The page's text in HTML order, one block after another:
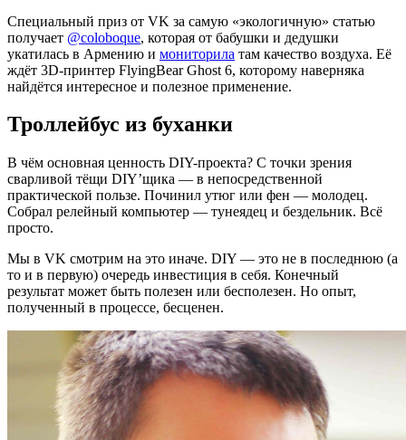
Специальный приз от VK за самую «экологичную» статью
получает @coloboque, которая от бабушки и дедушки
укатилась в Армению и мониторила там качество воздуха. Её
ждёт 3D-принтер FlyingBear Ghost 6, которому наверняка
найдётся интересное и полезное применение.
Троллейбус из буханки
В чём основная ценность DIY-проекта? С точки зрения
сварливой тёщи DIY’щика — в непосредственной
практической пользе. Починил утюг или фен — молодец.
Собрал релейный компьютер — тунеядец и бездельник. Всё
просто.
Мы в VK смотрим на это иначе. DIY — это не в последнюю (а
то и в первую) очередь инвестиция в себя. Конечный
результат может быть полезен или бесполезен. Но опыт,
полученный в процессе, бесценен.